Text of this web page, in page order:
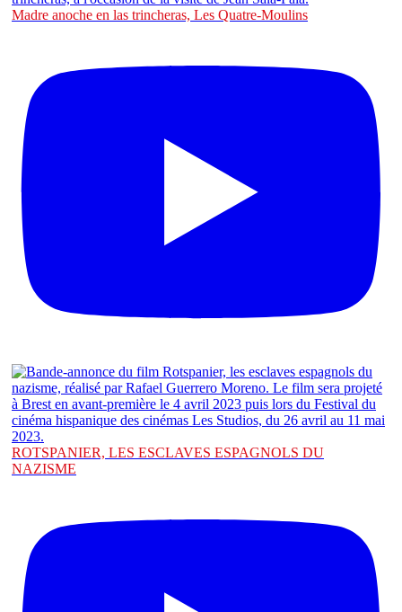
Madre anoche en las trincheras, Les Quatre-Moulins
ROTSPANIER, LES ESCLAVES ESPAGNOLS DU
NAZISME